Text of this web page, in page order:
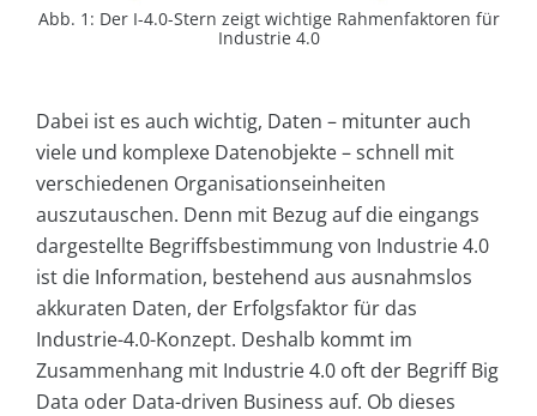
Abb. 1: Der I-4.0-Stern zeigt wichtige Rahmenfaktoren für
Industrie 4.0
Dabei ist es auch wichtig, Daten – mitunter auch
viele und komplexe Datenobjekte – schnell mit
verschiedenen Organisationseinheiten
auszutauschen. Denn mit Bezug auf die eingangs
dargestellte Begriffsbestimmung von Industrie 4.0
ist die Information, bestehend aus ausnahmslos
akkuraten Daten, der Erfolgsfaktor für das
Industrie-4.0-Konzept. Deshalb kommt im
Zusammenhang mit Industrie 4.0 oft der Begriff Big
Data oder Data-driven Business auf. Ob dieses